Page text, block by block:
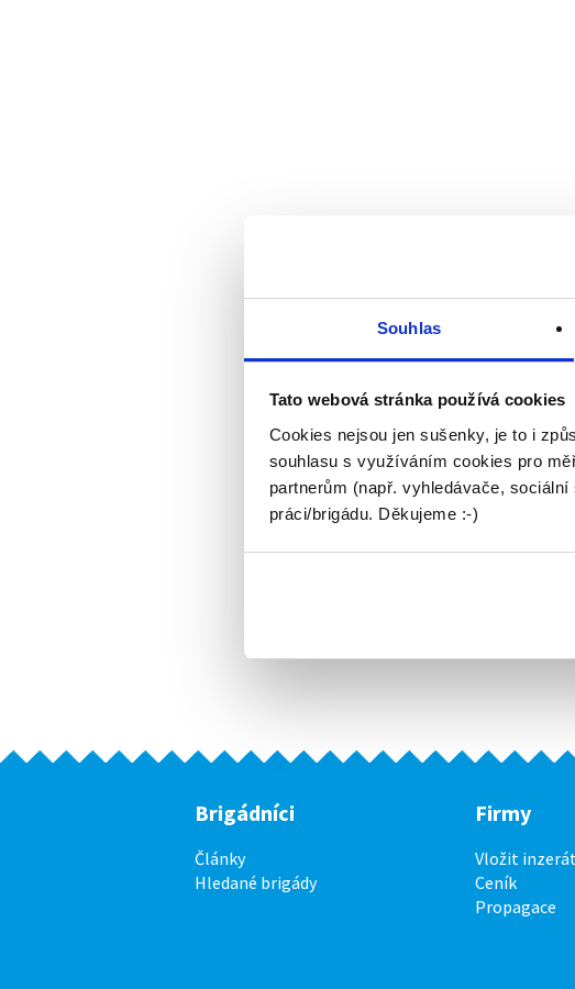
Souhlas
Tato webová stránka používá cookies
Cookies nejsou jen sušenky, je to i
souhlasu s využíváním cookies pro
partnerům (např. vyhledávače,
práci/brigádu. Děkujeme :-)
Brigádníci
Články
Hledané brigády
Firmy
Vložit inzerát
Ceník
Propagace